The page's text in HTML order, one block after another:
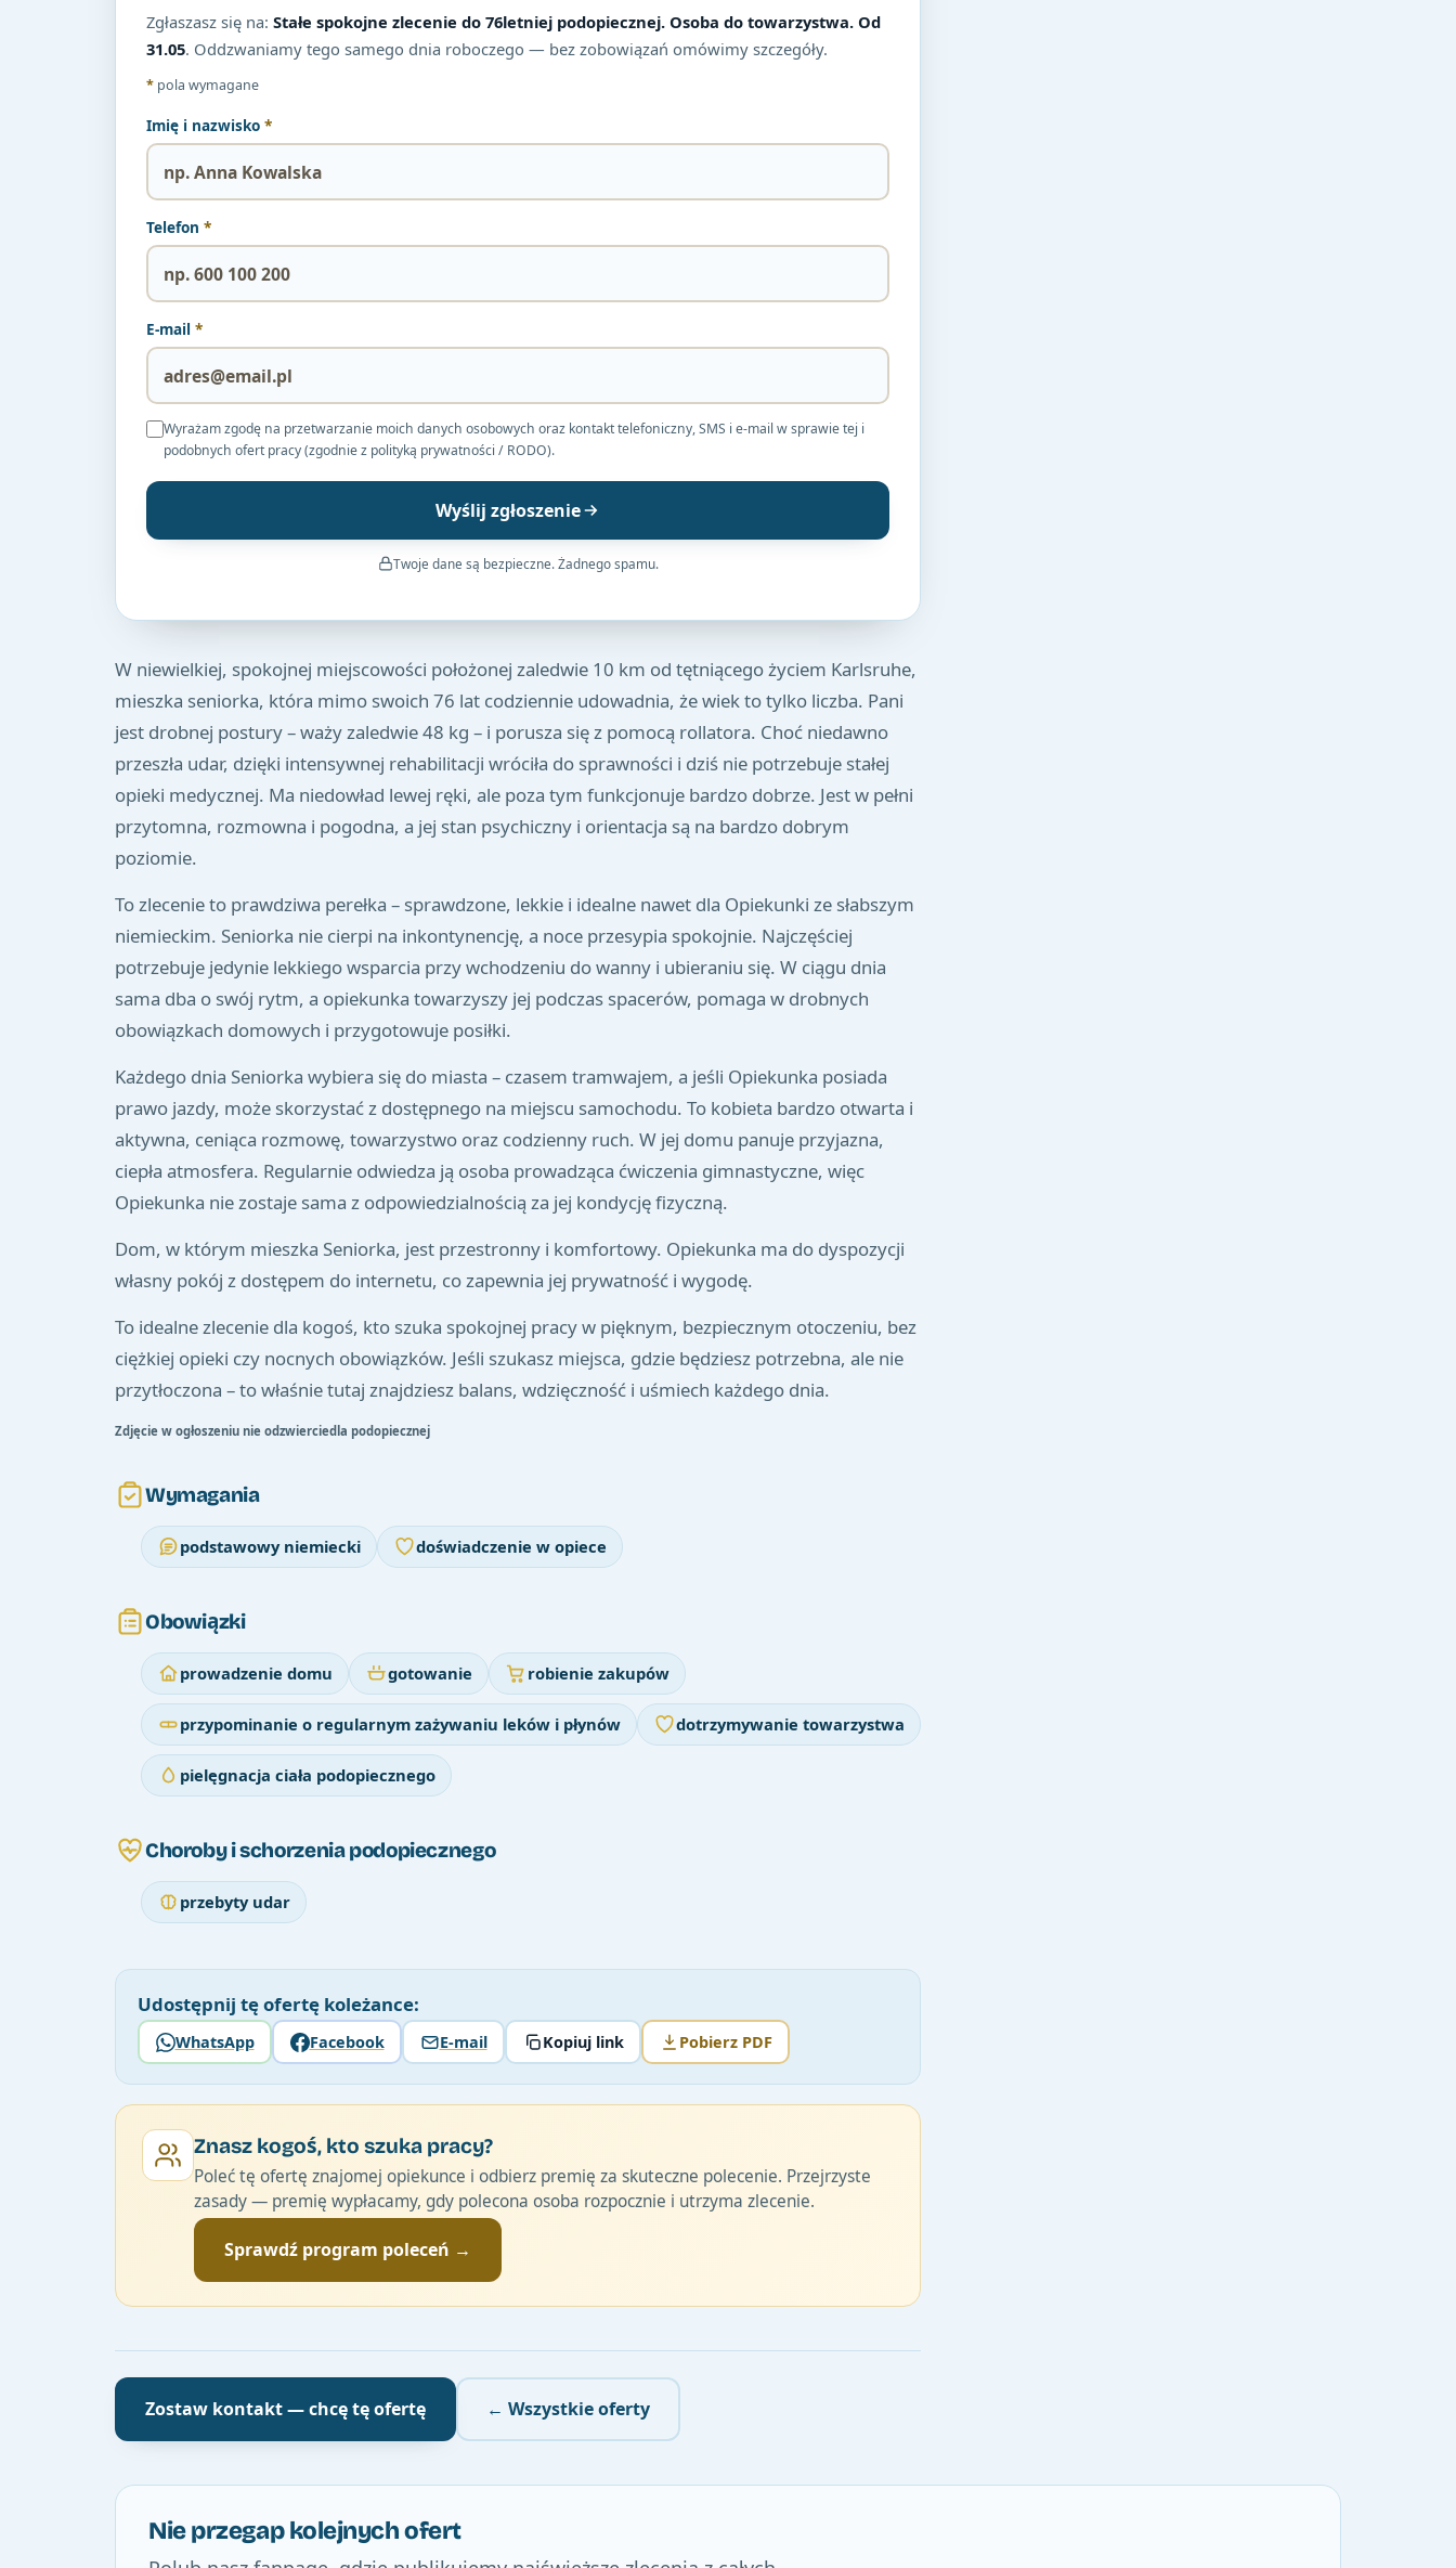
Zgłaszasz się na: Stałe spokojne zlecenie do 76letniej podopiecznej. Osoba do towarzystwa. Od
31.05. Oddzwaniamy tego samego dnia roboczego — bez zobowiązań omówimy szczegóły.
* pola wymagane
Imię i nazwisko *
Telefon *
E-mail *
Wyrażam zgodę na przetwarzanie moich danych osobowych oraz kontakt telefoniczny, SMS i e-mail w sprawie tej i
podobnych ofert pracy (zgodnie z polityką prywatności / RODO).
Wyślij zgłoszenie
Twoje dane są bezpieczne. Żadnego spamu.
W niewielkiej, spokojnej miejscowości położonej zaledwie 10 km od tętniącego życiem Karlsruhe,
mieszka seniorka, która mimo swoich 76 lat codziennie udowadnia, że wiek to tylko liczba. Pani
jest drobnej postury – waży zaledwie 48 kg – i porusza się z pomocą rollatora. Choć niedawno
przeszła udar, dzięki intensywnej rehabilitacji wróciła do sprawności i dziś nie potrzebuje stałej
opieki medycznej. Ma niedowład lewej ręki, ale poza tym funkcjonuje bardzo dobrze. Jest w pełni
przytomna, rozmowna i pogodna, a jej stan psychiczny i orientacja są na bardzo dobrym
poziomie.
To zlecenie to prawdziwa perełka – sprawdzone, lekkie i idealne nawet dla Opiekunki ze słabszym
niemieckim. Seniorka nie cierpi na inkontynencję, a noce przesypia spokojnie. Najczęściej
potrzebuje jedynie lekkiego wsparcia przy wchodzeniu do wanny i ubieraniu się. W ciągu dnia
sama dba o swój rytm, a opiekunka towarzyszy jej podczas spacerów, pomaga w drobnych
obowiązkach domowych i przygotowuje posiłki.
Każdego dnia Seniorka wybiera się do miasta – czasem tramwajem, a jeśli Opiekunka posiada
prawo jazdy, może skorzystać z dostępnego na miejscu samochodu. To kobieta bardzo otwarta i
aktywna, ceniąca rozmowę, towarzystwo oraz codzienny ruch. W jej domu panuje przyjazna,
ciepła atmosfera. Regularnie odwiedza ją osoba prowadząca ćwiczenia gimnastyczne, więc
Opiekunka nie zostaje sama z odpowiedzialnością za jej kondycję fizyczną.
Dom, w którym mieszka Seniorka, jest przestronny i komfortowy. Opiekunka ma do dyspozycji
własny pokój z dostępem do internetu, co zapewnia jej prywatność i wygodę.
To idealne zlecenie dla kogoś, kto szuka spokojnej pracy w pięknym, bezpiecznym otoczeniu, bez
ciężkiej opieki czy nocnych obowiązków. Jeśli szukasz miejsca, gdzie będziesz potrzebna, ale nie
przytłoczona – to właśnie tutaj znajdziesz balans, wdzięczność i uśmiech każdego dnia.
Zdjęcie w ogłoszeniu nie odzwierciedla podopiecznej
Wymagania
podstawowy niemiecki doświadczenie w opiece
Obowiązki
prowadzenie domu gotowanie robienie zakupów
przypominanie o regularnym zażywaniu leków i płynów dotrzymywanie towarzystwa
pielęgnacja ciała podopiecznego
Choroby i schorzenia podopiecznego
przebyty udar
Udostępnij tę ofertę koleżance:
WhatsApp Facebook E-mail Kopiuj link Pobierz PDF
Znasz kogoś, kto szuka pracy?
Poleć tę ofertę znajomej opiekunce i odbierz premię za skuteczne polecenie. Przejrzyste
zasady — premię wypłacamy, gdy polecona osoba rozpocznie i utrzyma zlecenie.
Sprawdź program poleceń →
Zostaw kontakt — chcę tę ofertę ← Wszystkie oferty
Nie przegap kolejnych ofert